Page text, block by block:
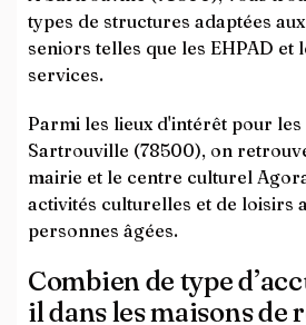
types de structures adaptées
seniors telles que les EHPAD et
services.
Parmi les lieux d'intérêt pour les
Sartrouville (78500), on
mairie et le centre culturel
activités culturelles et de loisirs
personnes âgées.
Combien de type
il dans les maisons de